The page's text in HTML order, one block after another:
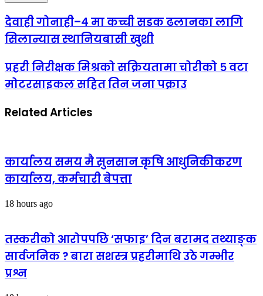
देवाही गोनाही–४ मा कच्ची सडक ढलानका लागि
सिलान्यास स्थानियबासी खुशी
प्रहरी निरीक्षक मिश्रको सक्रियतामा चोरीको ५ वटा
मोटरसाइकल सहित तिन जना पक्राउ
Related Articles
कार्यालय समय मै सुनसान कृषि आधुनिकीकरण
कार्यालय, कर्मचारी बेपत्ता
18 hours ago
तस्करीको आरोपपछि ‘सफाइ’ दिन बरामद तथ्याङ्क
सार्वजनिक ? बारा सशस्त्र प्रहरीमाथि उठे गम्भीर
प्रश्न